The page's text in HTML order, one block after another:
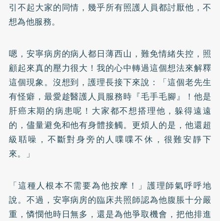
引不起大家的同情，幾乎所有照護人員都討厭他，不
想為他服務。
嗯，安寧病房的病人都日薄西山，難免情緒失控，照
顧起來真的壓力很大！我的心中轉過這個想法來解釋
這個現象。沒想到，護理長接下來說：「這個老先生
有怪癖，最愛趁醫護人員服務時『毛手毛腳』！他是
肝癌末期的病患呢！大家都不想搭理他，躲得遠遠
的，儘量避免和他有身體接觸。更煩人的是，他還超
級聒噪，不斷對身旁的人喋喋不休，很難安靜下
來。」
「這種人根本不需要為他按摩！」護理師氣呼呼地
說。不過，安寧病房的臨床共照師認為他腹脹十分嚴
重，憐憫他時日無多，還是為他爭取機會，把他排進